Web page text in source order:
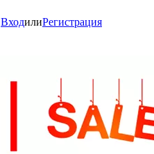
ВходилиРегистрация